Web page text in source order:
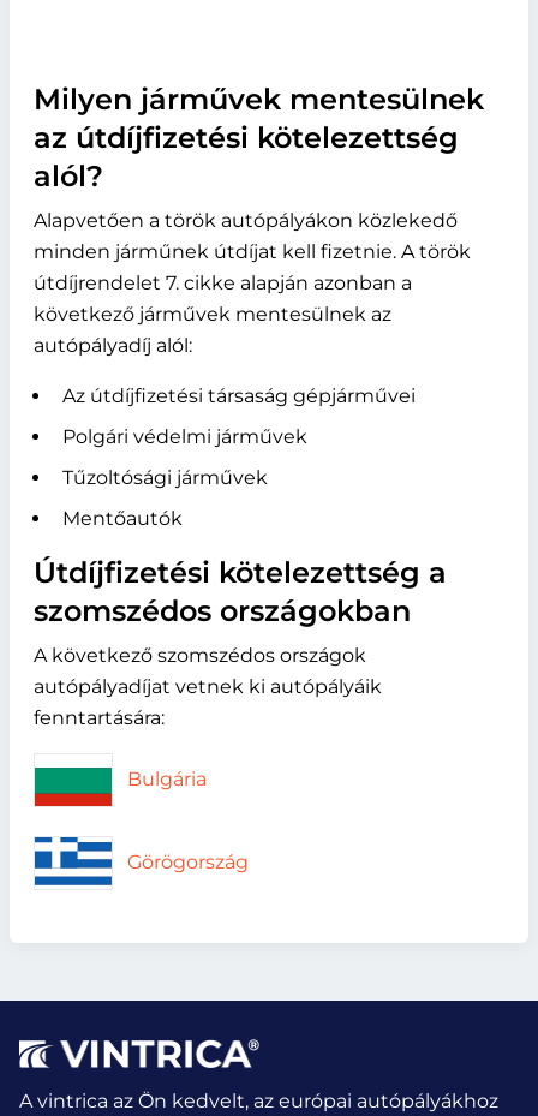
Milyen járművek mentesülnek
az útdíjfizetési kötelezettség
alól?
Alapvetően a török autópályákon közlekedő
minden járműnek útdíjat kell fizetnie. A török
útdíjrendelet 7. cikke alapján azonban a
következő járművek mentesülnek az
autópályadíj alól:
Az útdíjfizetési társaság gépjárművei
Polgári védelmi járművek
Tűzoltósági járművek
Mentőautók
Útdíjfizetési kötelezettség a
szomszédos országokban
A következő szomszédos országok
autópályadíjat vetnek ki autópályáik
fenntartására:
Bulgária
Görögország
A vintrica az Ön kedvelt, az európai autópályákhoz